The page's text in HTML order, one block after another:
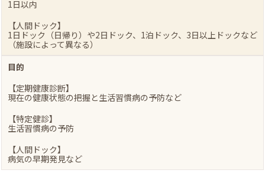
1日以内
【人間ドック】
1日ドック（日帰り）や2日ドック、1泊ドック、3日以上ドックなど
（施設によって異なる）
目的
【定期健康診断】
現在の健康状態の把握と生活習慣病の予防など
【特定健診】
生活習慣病の予防
【人間ドック】
病気の早期発見など